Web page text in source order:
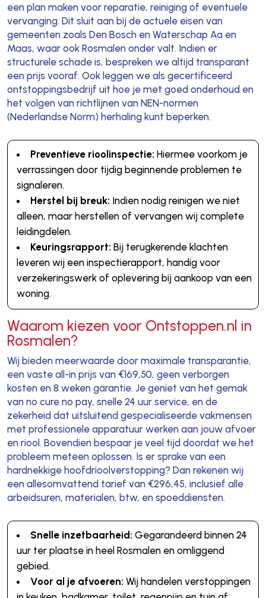
een plan maken voor reparatie, reiniging of eventuele
vervanging. Dit sluit aan bij de actuele eisen van
gemeenten zoals Den Bosch en Waterschap Aa en
Maas, waar ook Rosmalen onder valt. Indien er
structurele schade is, bespreken we altijd transparant
een prijs vooraf. Ook leggen we als gecertificeerd
ontstoppingsbedrijf uit hoe je met goed onderhoud en
het volgen van richtlijnen van NEN-normen
(Nederlandse Norm) herhaling kunt beperken.
Preventieve rioolinspectie: Hiermee voorkom je
verrassingen door tijdig beginnende problemen te
signaleren.
Herstel bij breuk: Indien nodig reinigen we niet
alleen, maar herstellen of vervangen wij complete
leidingdelen.
Keuringsrapport: Bij terugkerende klachten
leveren wij een inspectierapport, handig voor
verzekeringswerk of oplevering bij aankoop van een
woning.
Waarom kiezen voor Ontstoppen.nl in
Rosmalen?
Wij bieden meerwaarde door maximale transparantie,
een vaste all-in prijs van €169,50, geen verborgen
kosten en 8 weken garantie. Je geniet van het gemak
van no cure no pay, snelle 24 uur service, en de
zekerheid dat uitsluitend gespecialiseerde vakmensen
met professionele apparatuur werken aan jouw afvoer
en riool. Bovendien bespaar je veel tijd doordat we het
probleem meteen oplossen. Is er sprake van een
hardnekkige hoofdrioolverstopping? Dan rekenen wij
een allesomvattend tarief van €296,45, inclusief alle
arbeidsuren, materialen, btw, en spoeddiensten.
Snelle inzetbaarheid: Gegarandeerd binnen 24
uur ter plaatse in heel Rosmalen en omliggend
gebied.
Voor al je afvoeren: Wij handelen verstoppingen